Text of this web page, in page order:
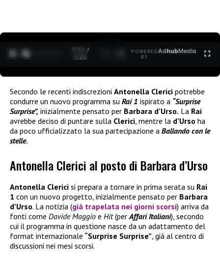
0:27 /
3:35
POWERED
BY
AdhubMedia
Secondo le recenti indiscrezioni Antonella Clerici potrebbe
condurre un nuovo programma su Rai 1 ispirato a “Surprise
Surprise”, inizialmente pensato per Barbara d’Urso. La Rai
avrebbe deciso di puntare sulla Clerici , mentre la d’Urso ha
da poco ufficializzato la sua partecipazione a Ballando con le
stelle.
Antonella Clerici al posto di Barbara d’Urso
Antonella Clerici si prepara a tornare in prima serata su Rai
1 con un nuovo progetto, inizialmente pensato per Barbara
d’Urso. La notizia (già trapelata nei giorni scorsi) arriva da
fonti come Davide Maggio e Hit(perAffari Italiani), secondo
cui il programma in questione nasce da un adattamento del
format internazionale “Surprise Surprise”, già al centro di
discussioni nei mesi scorsi.